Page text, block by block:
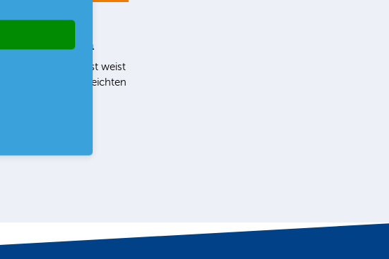
kann liefern
Spezialist weist
Monate mit einen leichten
aus.